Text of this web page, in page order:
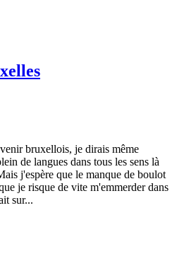
bruxellois, je dirais même
de langues dans tous les sens là
j'espère que le manque de boulot
je risque de vite m'emmerder dans
sur...